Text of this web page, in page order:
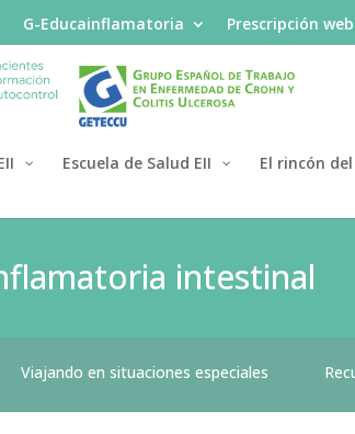
G-Educainflamatoria Prescripción web
Escuela de Salud EII El rincón
intestinal
Viajando en situaciones especiales